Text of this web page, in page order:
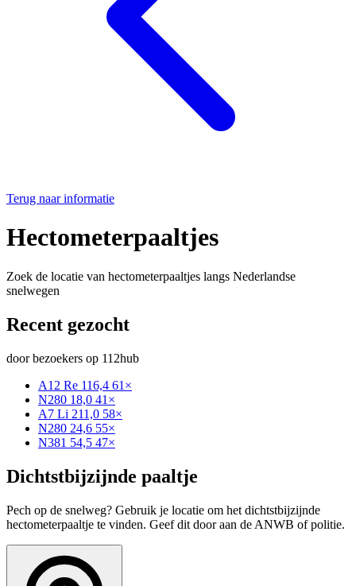
Terug naar informatie
Hectometerpaaltjes
Zoek de locatie van hectometerpaaltjes langs Nederlandse
snelwegen
Recent gezocht
door bezoekers op 112hub
A12 Re 116,4 61×
N280 18,0 41×
A7 Li 211,0 58×
N280 24,6 55×
N381 54,5 47×
Dichtstbijzijnde paaltje
Pech op de snelweg? Gebruik je locatie om het dichtstbijzijnde
hectometerpaaltje te vinden. Geef dit door aan de ANWB of politie.